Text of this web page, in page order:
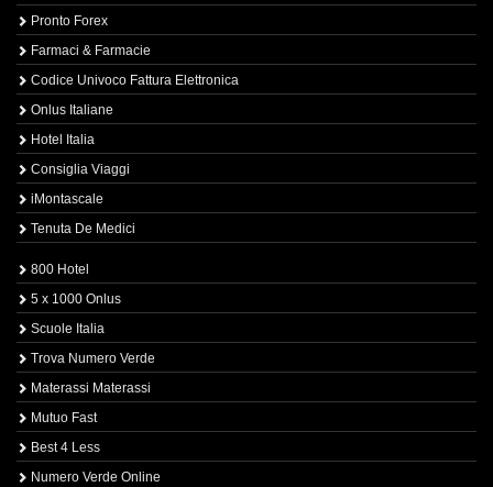
Pronto Forex
Farmaci & Farmacie
Codice Univoco Fattura Elettronica
Onlus Italiane
Hotel Italia
Consiglia Viaggi
iMontascale
Tenuta De Medici
800 Hotel
5 x 1000 Onlus
Scuole Italia
Trova Numero Verde
Materassi Materassi
Mutuo Fast
Best 4 Less
Numero Verde Online